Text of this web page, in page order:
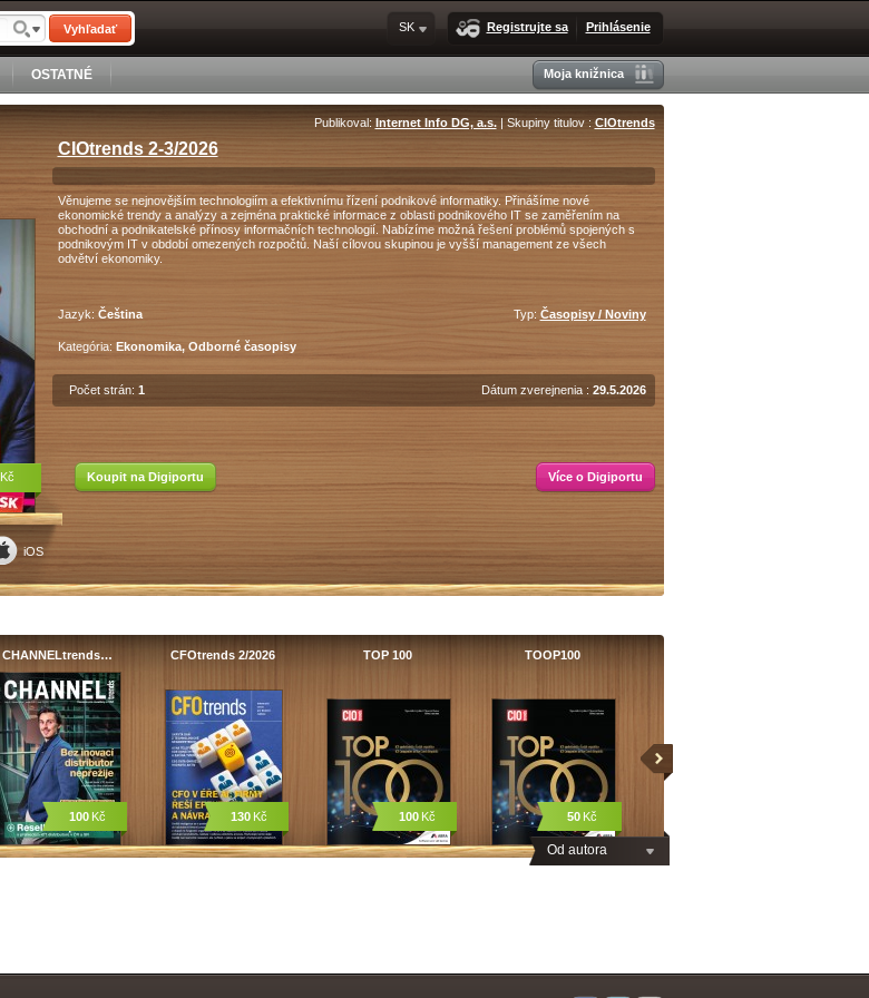
Vyhľadať Registrujte sa Prihlásenie
SK
OSTATNÉ Moja knižnica
iOS
Kč
Publikoval: Internet Info DG, a.s.| Skupiny titulov : CIOtrends
CIOtrends 2-3/2026
Věnujeme se nejnovějším technologiím a efektivnímu řízení podnikové informatiky. Přinášíme nové
ekonomické trendy a analýzy a zejména praktické informace z oblasti podnikového IT se zaměřením na
obchodní a podnikatelské přínosy informačních technologií. Nabízíme možná řešení problémů spojených s
podnikovým IT v období omezených rozpočtů. Naší cílovou skupinou je vyšší management ze všech
odvětví ekonomiky.
Jazyk: Čeština Typ: Časopisy / Noviny
Kategória: Ekonomika, Odborné časopisy
Počet strán: 1 Dátum zverejnenia : 29.5.2026
Koupit na Digiportu Více o Digiportu
Od autora
CHANNELtrends…
100 Kč
CFOtrends 2/2026
130 Kč
TOP 100
100 Kč
TOOP100
50 Kč